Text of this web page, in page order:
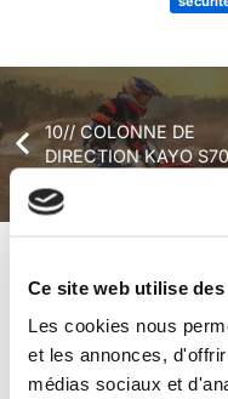
Ce site web utilise des
Les cookies nous
et les annonces,
médias sociaux et
10// COLONNE DE
DIRECTION KAYO S70
+ de